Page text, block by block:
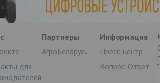
для
Партнеры
АгроБеларусь
Информация
Пресс-центр
Вопрос-Ответ